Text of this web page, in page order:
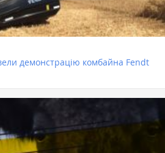
демонстрацію комбайна Fendt